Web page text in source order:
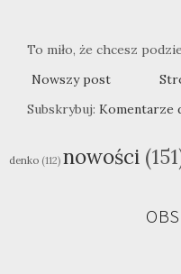
To miło, że chcesz
Nowszy post
Subskrybuj: Komentarze
denko (112) nowości